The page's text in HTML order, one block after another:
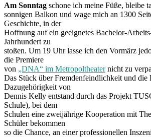
Am Sonntag schone ich meine Füße, bleibe
sonnigen Balkon und wage mich an 1300
Geschichte, in der
Hoffnung auf ein geeignetes Bachelor-
Jahrhundert zu
stoßen. Um 19 Uhr lasse ich den Vormärz
die Premiere
von „DNA“ im Metropoltheaternicht zu
Das Stück über Fremdenfeindlichkeit und die
Dazugehörigkeit von
Dennis Kelly entstand durch das Projekt
Schule), bei dem
Schulen eine zweijährige Kooperation mit
Schüler bekommen
so die Chance, an einer professionellen